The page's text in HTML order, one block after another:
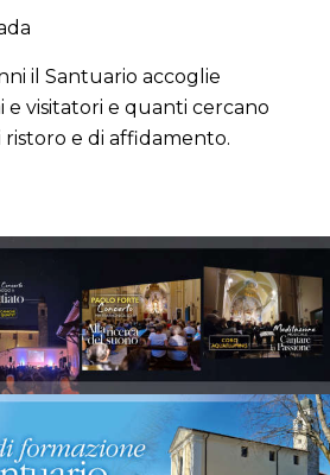
il Santuario accoglie
e visitatori e quanti cercano
e di affidamento.